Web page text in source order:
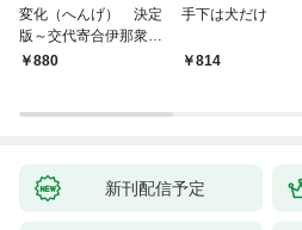
変化（へんげ） 決定
版～交代寄合伊那衆異
聞（1）～
880
手下は犬だけ
814
新刊配信予定